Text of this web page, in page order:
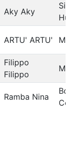
Aky Aky
ARTU' ARTU'
Filippo
Filippo
Ramba Nina